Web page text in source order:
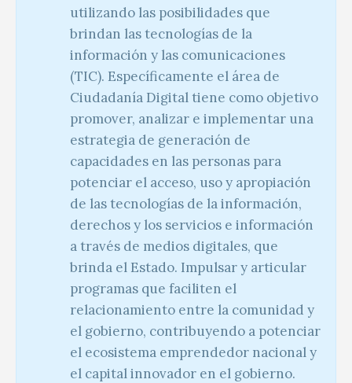
utilizando las posibilidades que
brindan las tecnologías de la
información y las comunicaciones
(TIC). Específicamente el área de
Ciudadanía Digital tiene como objetivo
promover, analizar e implementar una
estrategia de generación de
capacidades en las personas para
potenciar el acceso, uso y apropiación
de las tecnologías de la información,
derechos y los servicios e información
a través de medios digitales, que
brinda el Estado. Impulsar y articular
programas que faciliten el
relacionamiento entre la comunidad y
el gobierno, contribuyendo a potenciar
el ecosistema emprendedor nacional y
el capital innovador en el gobierno.